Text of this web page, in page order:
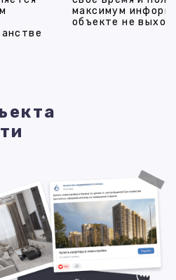
максимум
объекте не